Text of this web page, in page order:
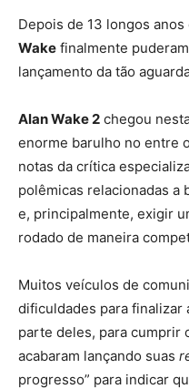
Depois de 13 longos
Wake finalmente
lançamento da tão
Alan Wake 2 chegou
enorme barulho no entre
notas da crítica
polêmicas relacionadas a
e, principalmente, exigir
rodado de maneira
Muitos veículos de
dificuldades para finalizar
parte deles, para cumprir
acabaram lançando suas
progresso” para indicar